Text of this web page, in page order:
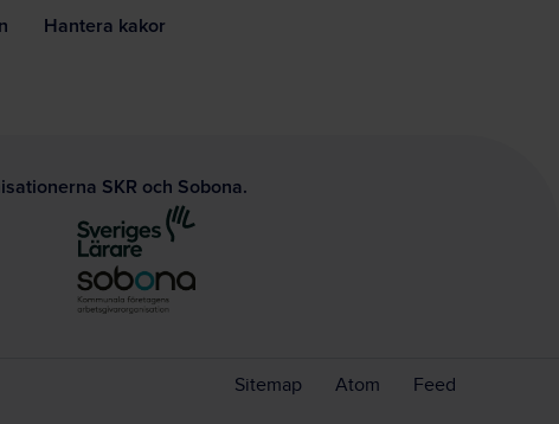
Hantera kakor
SKR och Sobona.
Sitemap Atom Feed